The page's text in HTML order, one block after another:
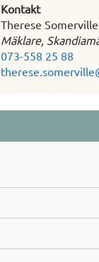
Kontakt
Therese Somerville
Mäklare,
073-558 25 88